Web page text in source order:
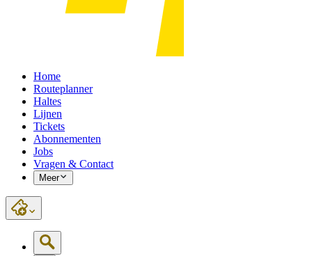
Home
Routeplanner
Haltes
Lijnen
Tickets
Abonnementen
Jobs
Vragen & Contact
Meer